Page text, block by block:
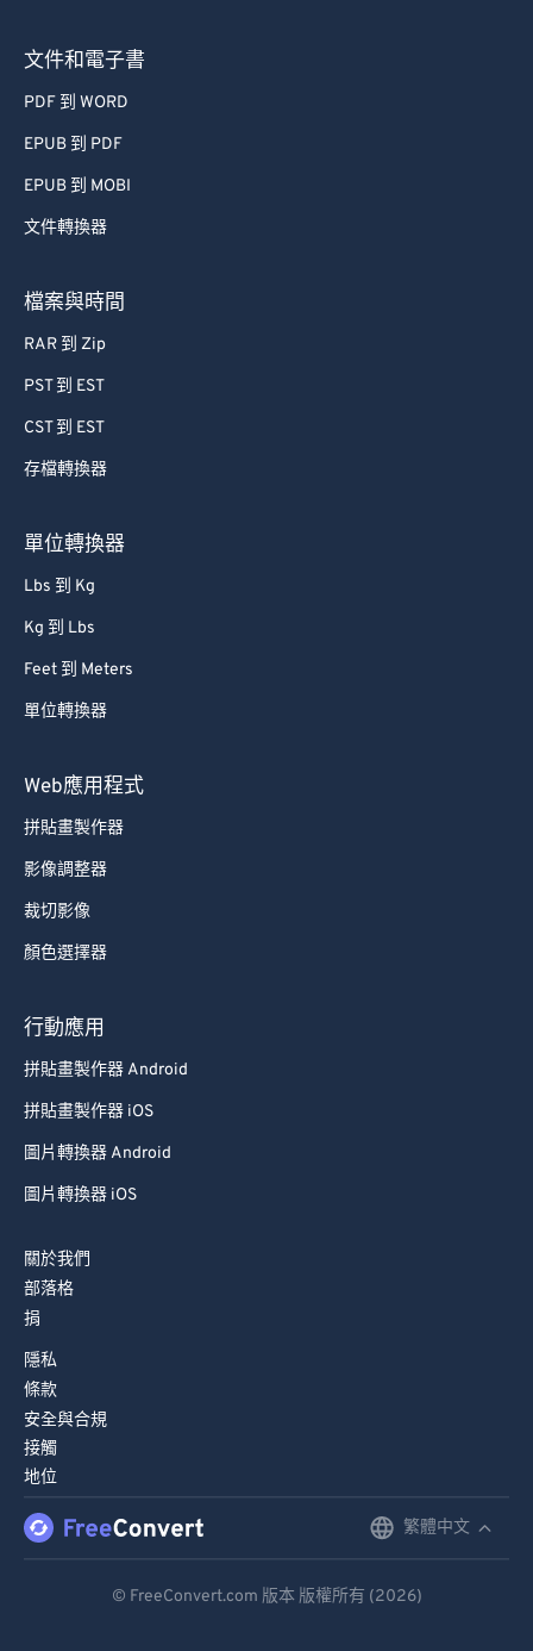
文件和電子書
PDF 到 WORD
EPUB 到 PDF
EPUB 到 MOBI
文件轉換器
檔案與時間
RAR 到 Zip
PST 到 EST
CST 到 EST
存檔轉換器
單位轉換器
Lbs 到 Kg
Kg 到 Lbs
Feet 到 Meters
單位轉換器
Web應用程式
拼貼畫製作器
影像調整器
裁切影像
顏色選擇器
行動應用
拼貼畫製作器 Android
拼貼畫製作器 iOS
圖片轉換器 Android
圖片轉換器 iOS
關於我們
部落格
捐
隱私
條款
安全與合規
接觸
地位
繁體中文
© FreeConvert.com 版本 版權所有 (2026)